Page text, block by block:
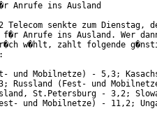
Anrufe ins Ausland
senkte zum Dienstag,
Anrufe ins Ausland. Wer
w�hlt, zahlt folgende
und Mobilnetze) - 5,3;
Russland (Fest- und
St.Petersburg - 3,2;
und Mobilnetze) - 11,2;